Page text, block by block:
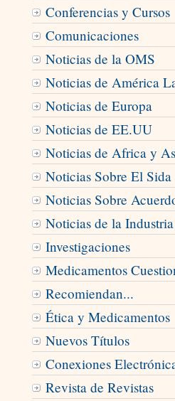
Conferencias y Cursos
Comunicaciones
Noticias de la OMS
Noticias de América
Noticias de Europa
Noticias de EE.UU
Noticias de Africa y
Noticias Sobre El Sida
Noticias Sobre
Noticias de la Industria
Investigaciones
Medicamentos
Recomiendan...
Ética y Medicamentos
Nuevos Títulos
Conexiones
Revista de Revistas